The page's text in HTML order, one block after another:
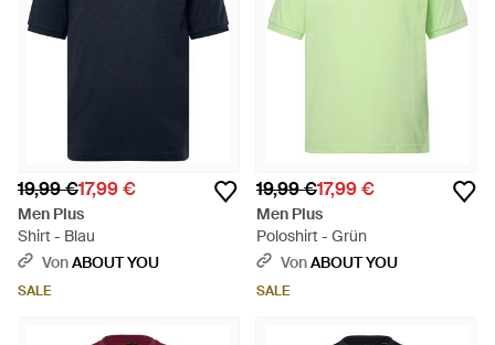
19,99 €17,99 €
Men Plus
Shirt - Blau
VonABOUT YOU
SALE
19,99 €17,99 €
Men Plus
Poloshirt - Grün
VonABOUT YOU
SALE